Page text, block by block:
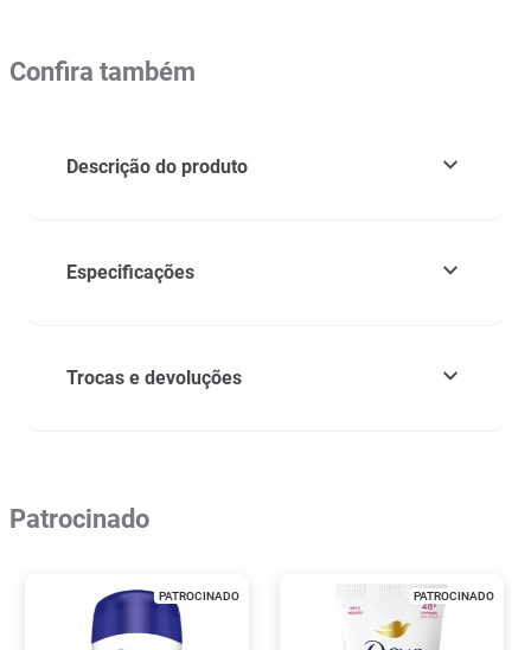
Confira também
Descrição do produto
Especificações
Trocas e devoluções
Patrocinado
PATROCINADO PATROCINADO